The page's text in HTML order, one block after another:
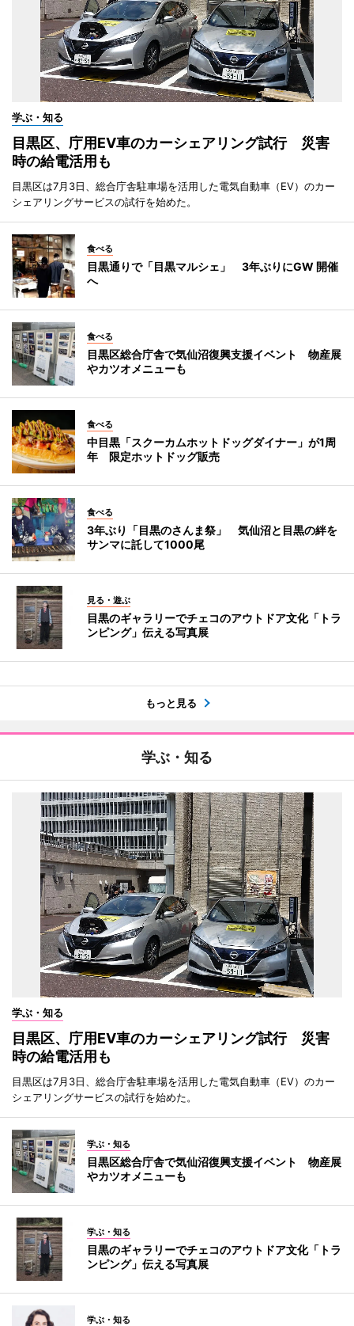
学ぶ・知る
目黒区、庁用EV車のカーシェアリング試行 災害
時の給電活用も
目黒区は7月3日、総合庁舎駐車場を活用した電気自動車（EV）のカー
シェアリングサービスの試行を始めた。
食べる
目黒通りで「目黒マルシェ」 3年ぶりにGW 開催
へ
食べる
目黒区総合庁舎で気仙沼復興支援イベント 物産展
やカツオメニューも
食べる
中目黒「スクーカムホットドッグダイナー」が1周
年 限定ホットドッグ販売
食べる
3年ぶり「目黒のさんま祭」 気仙沼と目黒の絆を
サンマに託して1000尾
見る・遊ぶ
目黒のギャラリーでチェコのアウトドア文化「トラ
ンピング」伝える写真展
もっと見る
学ぶ・知る
学ぶ・知る
目黒区、庁用EV車のカーシェアリング試行 災害
時の給電活用も
目黒区は7月3日、総合庁舎駐車場を活用した電気自動車（EV）のカー
シェアリングサービスの試行を始めた。
学ぶ・知る
目黒区総合庁舎で気仙沼復興支援イベント 物産展
やカツオメニューも
学ぶ・知る
目黒のギャラリーでチェコのアウトドア文化「トラ
ンピング」伝える写真展
学ぶ・知る